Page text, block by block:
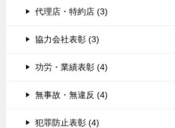
代理店・特約店 (3)
協力会社表彰 (3)
功労・業績表彰 (4)
無事故・無違反 (4)
犯罪防止表彰 (4)